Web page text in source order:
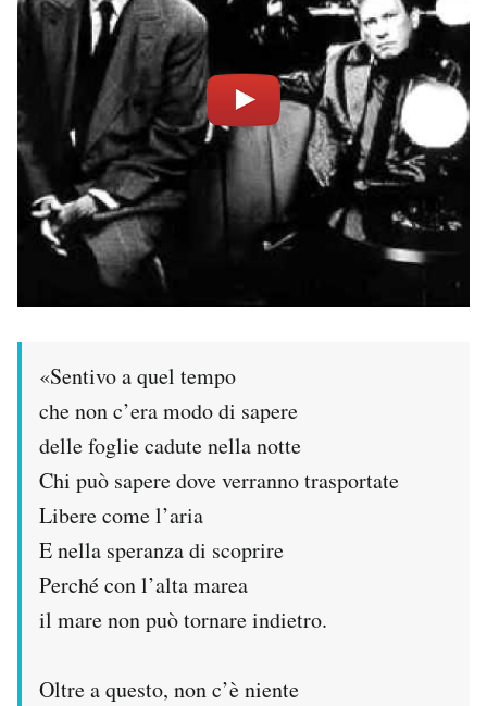
«Sentivo a quel tempo
che non c’era modo di sapere
delle foglie cadute nella notte
Chi può sapere dove verranno trasportate
Libere come l’aria
E nella speranza di scoprire
Perché con l’alta marea
il mare non può tornare indietro.
Oltre a questo, non c’è niente